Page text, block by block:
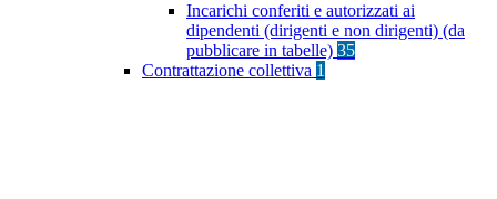
Incarichi conferiti e autorizzati ai
dipendenti (dirigenti e non dirigenti) (da
pubblicare in tabelle) 35
Contrattazione collettiva 1